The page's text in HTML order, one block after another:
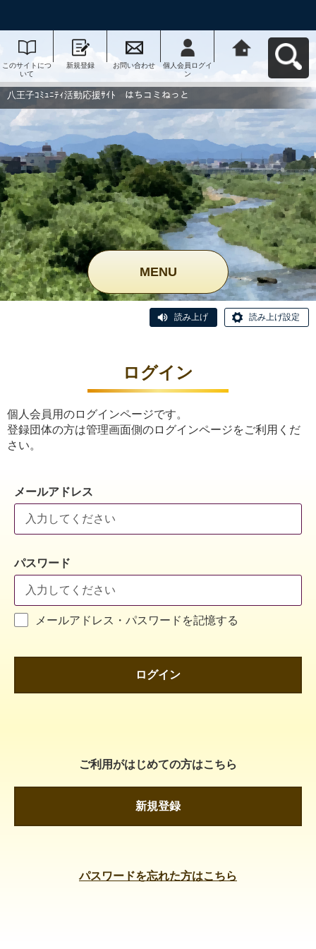
このサイトにつ
いて
新規登録 お問い合わせ
個人会員ログイ
ン
動応援ｻｲﾄ はち
コミねっとへ戻
八王子ｺﾐｭﾆﾃｨ活動応援ｻｲﾄ はちコミねっと
MENU
読み上げ 読み上げ設定
ログイン
個人会員用のログインページです。
登録団体の方は管理画面側のログインページをご利用くだ
さい。
メールアドレス
パスワード
メールアドレス・パスワードを記憶する
ログイン
ご利用がはじめての方はこちら
新規登録
パスワードを忘れた方はこちら